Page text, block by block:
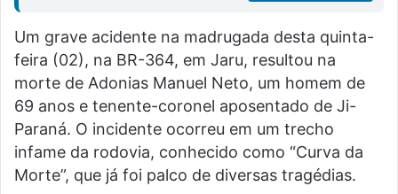
Um grave acidente na madrugada desta quinta-
feira (02), na BR-364, em Jaru, resultou na
morte de Adonias Manuel Neto, um homem de
69 anos e tenente-coronel aposentado de Ji-
Paraná. O incidente ocorreu em um trecho
infame da rodovia, conhecido como “Curva da
Morte”, que já foi palco de diversas tragédias.